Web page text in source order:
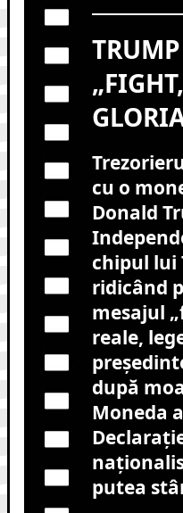
cu o
Donald
chipul lui
ridicând
mesajul
reale,
după
Moneda
putea